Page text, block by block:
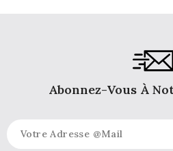
Abonnez-Vous À